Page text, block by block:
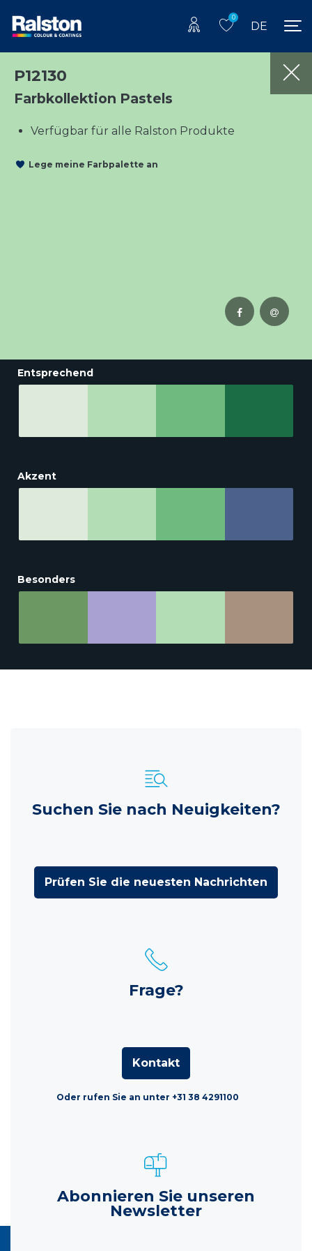
0
DE
P12130
Farbkollektion Pastels
Verfügbar für alle Ralston Produkte
Lege meine Farbpalette an
Entsprechend
Akzent
Besonders
Suchen Sie nach Neuigkeiten?
Prüfen Sie die neuesten Nachrichten
Frage?
Kontakt
Oder rufen Sie an unter +31 38 4291100
Abonnieren Sie unseren
Newsletter